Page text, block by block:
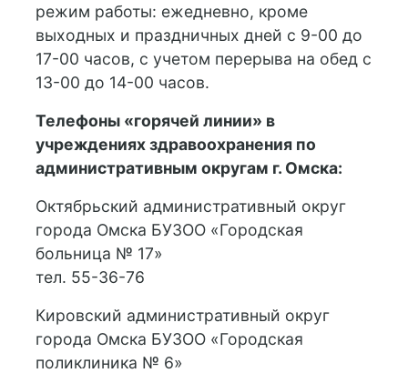
режим работы: ежедневно, кроме
выходных и праздничных дней с 9-00 до
17-00 часов, с учетом перерыва на обед с
13-00 до 14-00 часов.
Телефоны «горячей линии» в
учреждениях здравоохранения по
административным округам г. Омска:
Октябрьский административный округ
города Омска БУЗОО «Городская
больница № 17»
тел. 55-36-76
Кировский административный округ
города Омска БУЗОО «Городская
поликлиника № 6»